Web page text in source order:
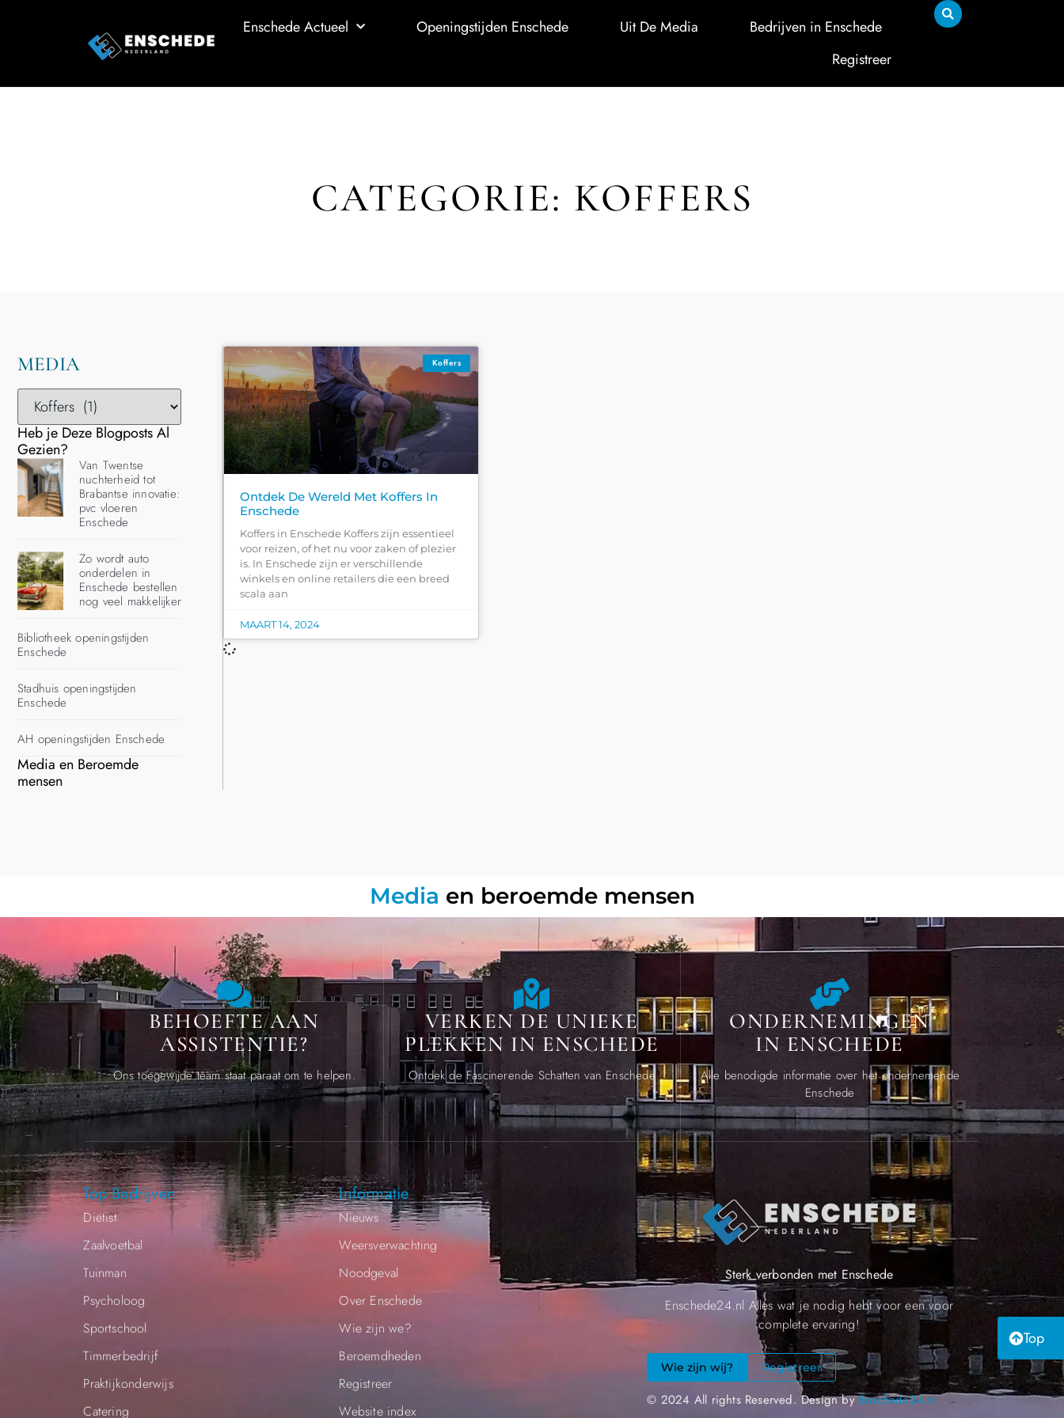
Top
Enschede Actueel Openingstijden Enschede Uit De Media
Bedrijven in Enschede
Registreer
CATEGORIE: KOFFERS
MEDIA
Heb je Deze Blogposts Al
Gezien?
Van Twentse
nuchterheid tot
Brabantse innovatie:
pvc vloeren
Enschede
Zo wordt auto
onderdelen in
Enschede bestellen
nog veel makkelijker
Bibliotheek openingstijden
Enschede
Stadhuis openingstijden
Enschede
AH openingstijden Enschede
Media en Beroemde
mensen
Koffers
Ontdek De Wereld Met Koffers In
Enschede
Koffers in Enschede Koffers zijn essentieel
voor reizen, of het nu voor zaken of plezier
is. In Enschede zijn er verschillende
winkels en online retailers die een breed
scala aan
MAART 14, 2024
Media en beroemde mensen
BEHOEFTE AAN
ASSISTENTIE?
Ons toegewijde team staat paraat om te helpen.
VERKEN DE UNIEKE
PLEKKEN IN ENSCHEDE
Ontdek de Fascinerende Schatten van Enschede
ONDERNEMINGEN
IN ENSCHEDE
Alle benodigde informatie over het ondernemende
Enschede
Informatie
Nieuws
Weersverwachting
Noodgeval
Over Enschede
Wie zijn we?
Beroemdheden​
Registreer
Website index
Top Bedrijven
Diëtist
Zaalvoetbal
Tuinman
Psycholoog
Sportschool
Timmerbedrijf
Praktijkonderwijs
Catering
Sterk verbonden met Enschede
Enschede24.nl Alles wat je nodig hebt voor een voor
complete ervaring!
Wie zijn wij? Registreer
© 2024 All rights Reserved. Design byEnschede24.nl